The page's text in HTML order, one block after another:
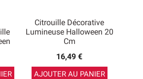
Citrouille Décorative
Lumineuse Halloween 20
Cm
16,49 €
AJOUTER AU PANIER